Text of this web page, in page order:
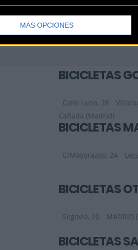
MÁS OPCIONES
BICICLETAS
Calle Luna, 28
Cañada (Madrid)
BICICLETAS
C/Mayorazgo, 24
BICICLETAS
Segovia, 20 MADRID
BICICLETAS